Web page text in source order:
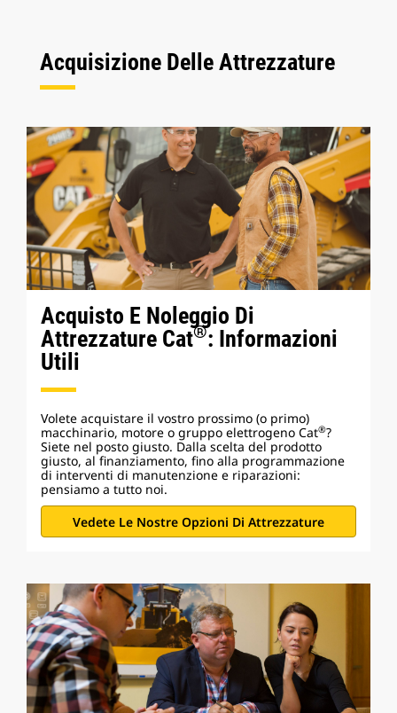
Acquisizione Delle Attrezzature
Acquisto E Noleggio Di
Attrezzature Cat®: Informazioni
Utili
Volete acquistare il vostro prossimo (o primo)
macchinario, motore o gruppo elettrogeno Cat®?
Siete nel posto giusto. Dalla scelta del prodotto
giusto, al finanziamento, fino alla programmazione
di interventi di manutenzione e riparazioni:
pensiamo a tutto noi.
Vedete Le Nostre Opzioni Di Attrezzature